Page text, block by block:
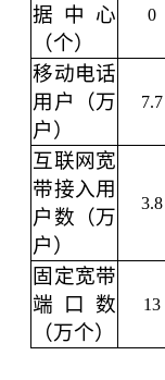
据中心
（个）
0
移动电话
用户（万
户）
7.7
互联网宽
带接入用
户数（万
户）
3.8
固定宽带
端口数
（万个）
13